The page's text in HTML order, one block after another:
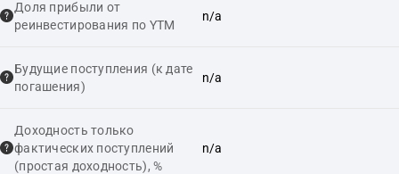
Доля прибыли от
реинвестирования по YTM
n/a
Будущие поступления (к дате
погашения)
n/a
Доходность только
фактических поступлений
(простая доходность), %
n/a